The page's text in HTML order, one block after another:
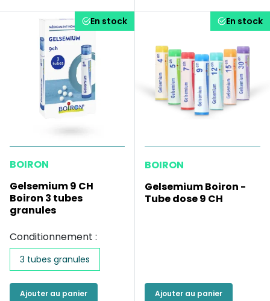
En stock
BOIRON
Gelsemium 9 CH
Boiron 3 tubes
granules
Conditionnement :
3 tubes granules
Ajouter au panier
En stock
BOIRON
Gelsemium Boiron -
Tube dose 9 CH
Ajouter au panier